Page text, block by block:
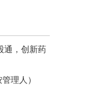
新疆哈巴
由13.20吨
算力订
与Toke
通，创新药
理人）